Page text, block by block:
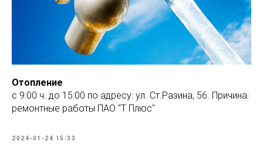
Отопление
с 9:00 ч. до 15:00 по адресу: ул. Ст.Разина, 56. Причина:
ремонтные работы ПАО "Т Плюс"
2024-01-24 15:33